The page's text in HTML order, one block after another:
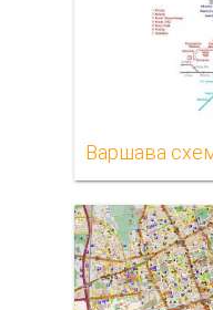
Варшава